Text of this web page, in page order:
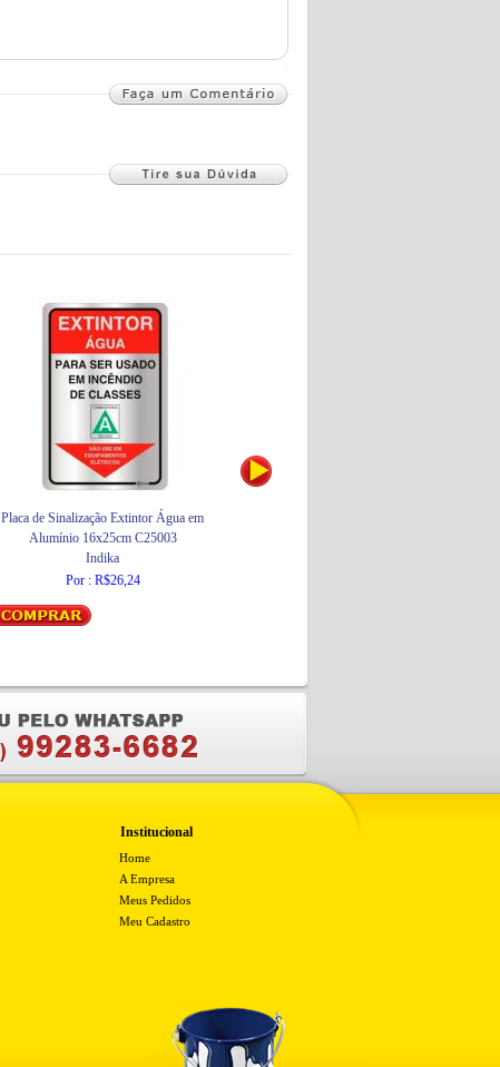
Placa de Sinalização Extintor Água em
Alumínio 16x25cm C25003
Indika
Por : R$26,24
Institucional
Home
A Empresa
Meus Pedidos
Meu Cadastro